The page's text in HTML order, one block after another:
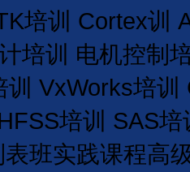
培训 Cortex训
培训 电机控制
VxWorks培训
培训 SAS培
表班实践课程高